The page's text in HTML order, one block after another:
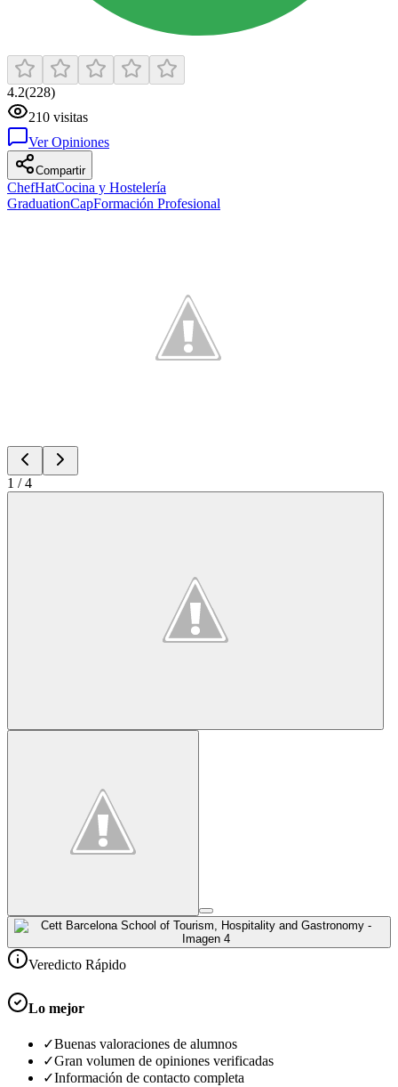
4.2(228)
210 visitas
Ver Opiniones
Compartir
ChefHatCocina y Hostelería
GraduationCapFormación Profesional
1 /4
Veredicto Rápido
Lo mejor
✓Buenas valoraciones de alumnos
✓Gran volumen de opiniones verificadas
✓Información de contacto completa